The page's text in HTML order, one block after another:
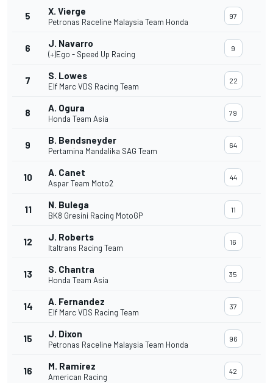
5 X. Vierge
Petronas Raceline Malaysia Team Honda
97
6 J. Navarro
(+)Ego - Speed Up Racing
9
7 S. Lowes
Elf Marc VDS Racing Team
22
8 A. Ogura
Honda Team Asia
79
9 B. Bendsneyder
Pertamina Mandalika SAG Team
64
10 A. Canet
Aspar Team Moto2
44
11 N. Bulega
BK8 Gresini Racing MotoGP
11
12 J. Roberts
Italtrans Racing Team
16
13 S. Chantra
Honda Team Asia
35
14 A. Fernandez
Elf Marc VDS Racing Team
37
15 J. Dixon
Petronas Raceline Malaysia Team Honda
96
16 M. Ramírez
American Racing
42